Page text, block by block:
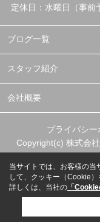
定休日：水曜日（事前
ブログ一覧
スタッフ紹介
会社概要
プライバシー
Copyright(c) 株式会
当サイトでは、お客様の当
して、クッキー（Cookie）
詳しくは、当社の 「